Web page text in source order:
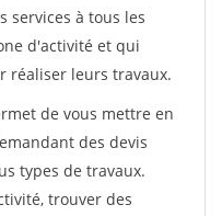
services à tous les
d'activité et qui
réaliser leurs travaux.
de vous mettre en
des devis
types de travaux.
trouver des